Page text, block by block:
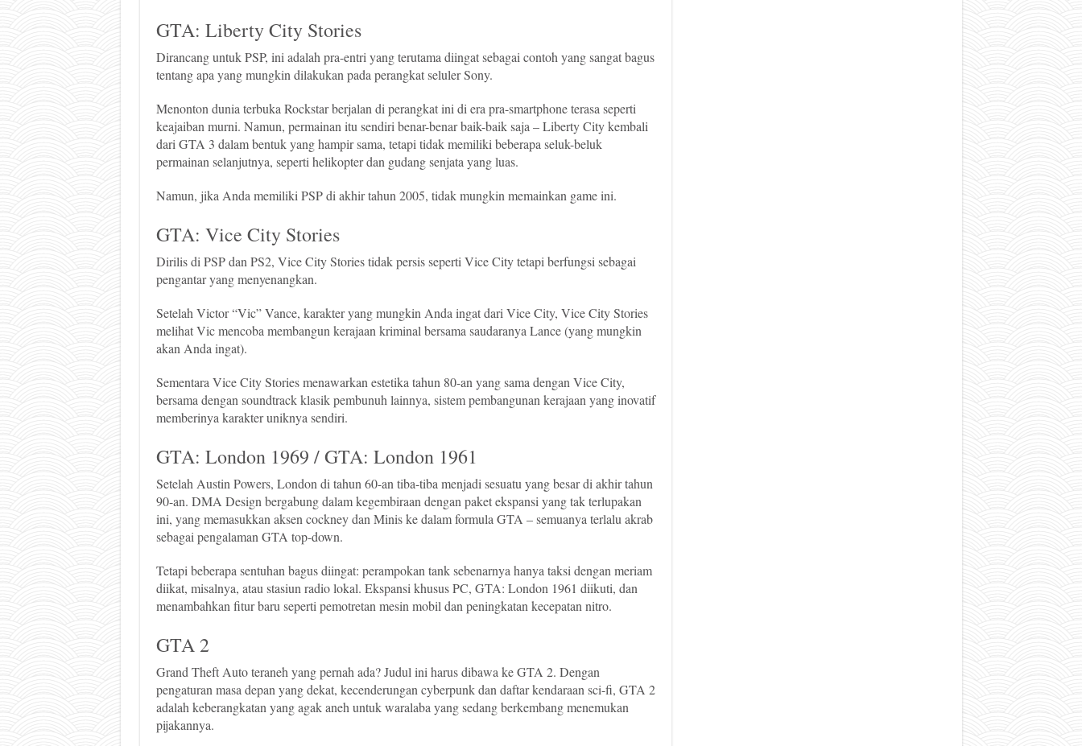
GTA: Liberty City Stories
Dirancang untuk PSP, ini adalah pra-entri yang terutama diingat sebagai contoh yang sangat bagus
tentang apa yang mungkin dilakukan pada perangkat seluler Sony.
Menonton dunia terbuka Rockstar berjalan di perangkat ini di era pra-smartphone terasa seperti
keajaiban murni. Namun, permainan itu sendiri benar-benar baik-baik saja – Liberty City kembali
dari GTA 3 dalam bentuk yang hampir sama, tetapi tidak memiliki beberapa seluk-beluk
permainan selanjutnya, seperti helikopter dan gudang senjata yang luas.
Namun, jika Anda memiliki PSP di akhir tahun 2005, tidak mungkin memainkan game ini.
GTA: Vice City Stories
Dirilis di PSP dan PS2, Vice City Stories tidak persis seperti Vice City tetapi berfungsi sebagai
pengantar yang menyenangkan.
Setelah Victor “Vic” Vance, karakter yang mungkin Anda ingat dari Vice City, Vice City Stories
melihat Vic mencoba membangun kerajaan kriminal bersama saudaranya Lance (yang mungkin
akan Anda ingat).
Sementara Vice City Stories menawarkan estetika tahun 80-an yang sama dengan Vice City,
bersama dengan soundtrack klasik pembunuh lainnya, sistem pembangunan kerajaan yang inovatif
memberinya karakter uniknya sendiri.
GTA: London 1969 / GTA: London 1961
Setelah Austin Powers, London di tahun 60-an tiba-tiba menjadi sesuatu yang besar di akhir tahun
90-an. DMA Design bergabung dalam kegembiraan dengan paket ekspansi yang tak terlupakan
ini, yang memasukkan aksen cockney dan Minis ke dalam formula GTA – semuanya terlalu akrab
sebagai pengalaman GTA top-down.
Tetapi beberapa sentuhan bagus diingat: perampokan tank sebenarnya hanya taksi dengan meriam
diikat, misalnya, atau stasiun radio lokal. Ekspansi khusus PC, GTA: London 1961 diikuti, dan
menambahkan fitur baru seperti pemotretan mesin mobil dan peningkatan kecepatan nitro.
GTA 2
Grand Theft Auto teraneh yang pernah ada? Judul ini harus dibawa ke GTA 2. Dengan
pengaturan masa depan yang dekat, kecenderungan cyberpunk dan daftar kendaraan sci-fi, GTA 2
adalah keberangkatan yang agak aneh untuk waralaba yang sedang berkembang menemukan
pijakannya.